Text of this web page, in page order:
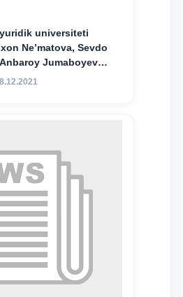
universiteti
Ne’matova, Sevdo
Jumaboyeva
M.S.Vosiqova